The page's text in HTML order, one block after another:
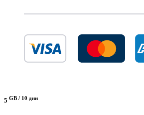
5 GB / 10 дни